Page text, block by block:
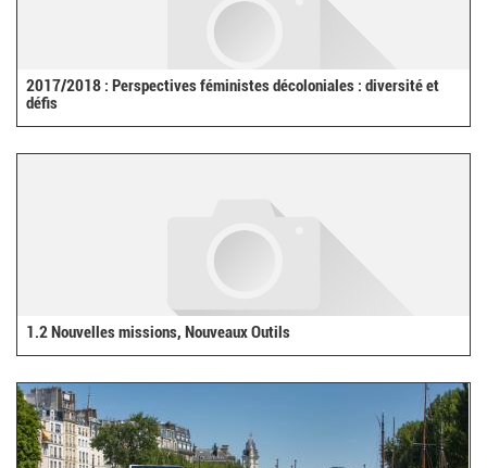
2017/2018 : Perspectives féministes décoloniales : diversité et
défis
1.2 Nouvelles missions, Nouveaux Outils